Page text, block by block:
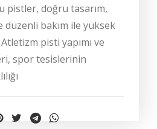
pistler, doğru tasarım,
düzenli bakım ile yüksek
pisti yapımı ve
spor tesislerinin